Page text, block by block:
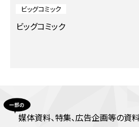
ビッグコミック
ビッグコミック
媒体資料、特集、広告企画等の資